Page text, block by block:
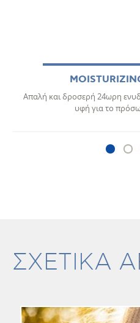
Απαλή και δροσερή 24ωρη
υφή για το
ΣΧΕΤΙΚΑ